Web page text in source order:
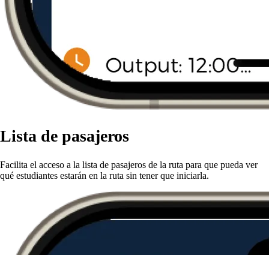
Lista de pasajeros
Facilita el acceso a la lista de pasajeros de la ruta para que pueda ver
qué estudiantes estarán en la ruta sin tener que iniciarla.